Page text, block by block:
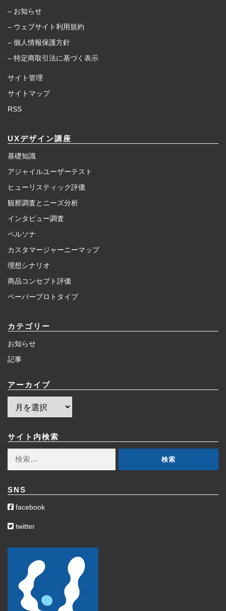
– お知らせ
– ウェブサイト利用規約
– 個人情報保護方針
– 特定商取引法に基づく表示
サイト管理
サイトマップ
RSS
UXデザイン講座
基礎知識
アジャイルユーザーテスト
ヒューリスティック評価
観察調査とニーズ分析
インタビュー調査
ペルソナ
カスタマージャーニーマップ
理想シナリオ
商品コンセプト評価
ペーパープロトタイプ
カテゴリー
お知らせ
記事
アーカイブ
イ
ブ
サイト内検索
SNS
facebook
twitter